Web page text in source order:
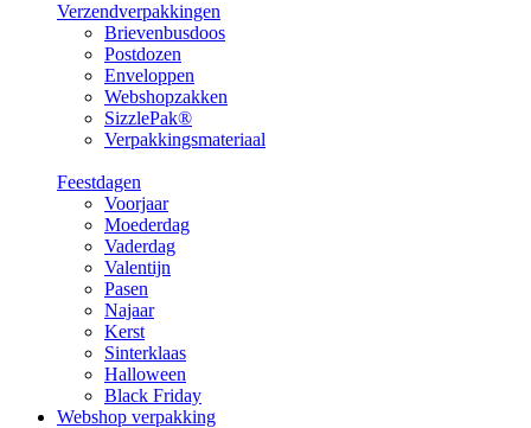
Verzendverpakkingen
Brievenbusdoos
Postdozen
Enveloppen
Webshopzakken
SizzlePak®
Verpakkingsmateriaal
Feestdagen
Voorjaar
Moederdag
Vaderdag
Valentijn
Pasen
Najaar
Kerst
Sinterklaas
Halloween
Black Friday
Webshop verpakking